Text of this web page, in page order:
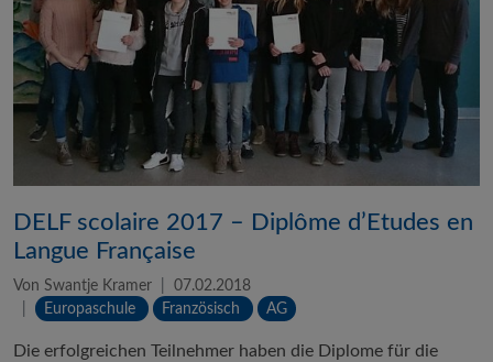
DELF scolaire 2017 – Diplôme d’Etudes en
Langue Française
Von Swantje Kramer
07.02.2018
Europaschule
Französisch AG
Die erfolgreichen Teilnehmer haben die Diplome für die